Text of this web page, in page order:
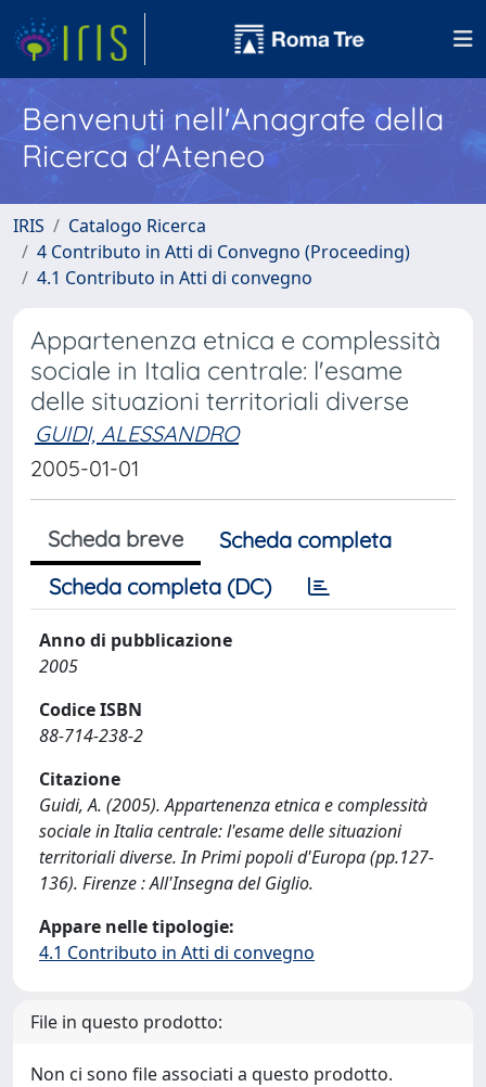
Benvenuti nell'Anagrafe della
Ricerca d'Ateneo
IRIS
Catalogo Ricerca
4 Contributo in Atti di Convegno (Proceeding)
4.1 Contributo in Atti di convegno
Appartenenza etnica e complessità
sociale in Italia centrale: l'esame
delle situazioni territoriali diverse
GUIDI, ALESSANDRO
2005-01-01
Scheda breve
Scheda completa
Scheda completa (DC)
Anno di pubblicazione
2005
Codice ISBN
88-714-238-2
Citazione
Guidi, A. (2005). Appartenenza etnica e complessità
sociale in Italia centrale: l'esame delle situazioni
territoriali diverse. In Primi popoli d'Europa (pp.127-
136). Firenze : All'Insegna del Giglio.
Appare nelle tipologie:
4.1 Contributo in Atti di convegno
File in questo prodotto:
Non ci sono file associati a questo prodotto.